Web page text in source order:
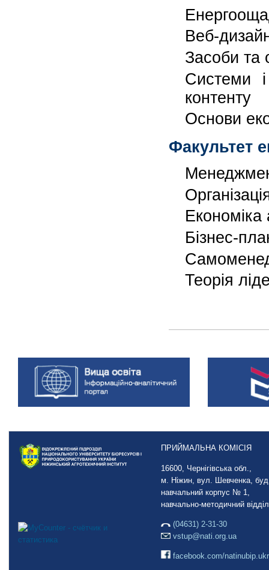
Веб-
Засоби та
Системи і
контенту
Основи
Факультет
Економіка
Бізнес-
Теорія
ПРИЙМАЛЬНА КОМІСІЯ
16600, Чернігівська обл.,
м. Ніжин, вул. Шевченка,
навчальний корпус № 1,
навчально-методичний
(04631) 2-31-30
vstup@nati.org.ua
facebook.com/natinubip.ukr